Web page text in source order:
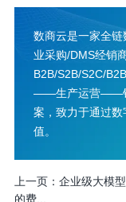
数商云是一家全
业采购/DMS经销
B2B/S2B/S2C/
——生产运营——销
案，致力于通过
值。
上一页： 企业级大模
的费...